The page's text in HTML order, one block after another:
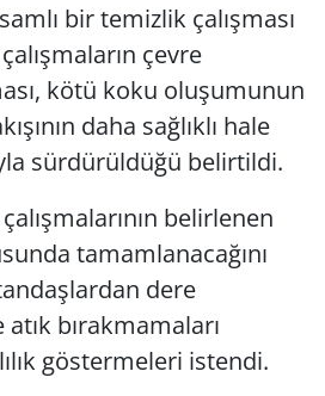
bir temizlik çalışması
çevre
kötü koku oluşumunun
daha sağlıklı hale
sürdürüldüğü belirtildi.
belirlenen
tamamlanacağını
dere
bırakmamaları
göstermeleri istendi.